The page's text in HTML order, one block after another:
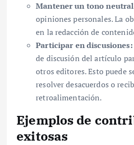
Mantener un tono
opiniones personales. La
en la redacción de
Participar en discusiones:
de discusión del artículo
otros editores. Esto puede
resolver desacuerdos o
retroalimentación.
Ejemplos de
exitosas